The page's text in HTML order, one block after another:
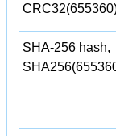
SHA-256 hash,